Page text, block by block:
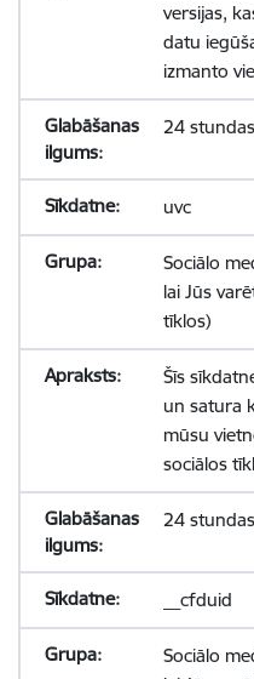
versijas,
datu
izmanto
24 stundas
uvc
Sociālo
lai Jūs
tīklos)
Šīs
un satura
mūsu
sociālos
24 stundas
__cfduid
Sociālo